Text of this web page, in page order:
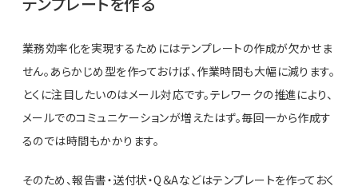
業務効率化を実現するためにはテンプレートの作成が欠かせま
せん。あらかじめ型を作っておけば、作業時間も大幅に減ります。
とくに注目したいのはメール対応です。テレワークの推進により、
メールでのコミュニケーションが増えたはず。毎回一から作成す
るのでは時間もかかります。
そのため、報告書・送付状・Q＆Aなどはテンプレートを作っておく